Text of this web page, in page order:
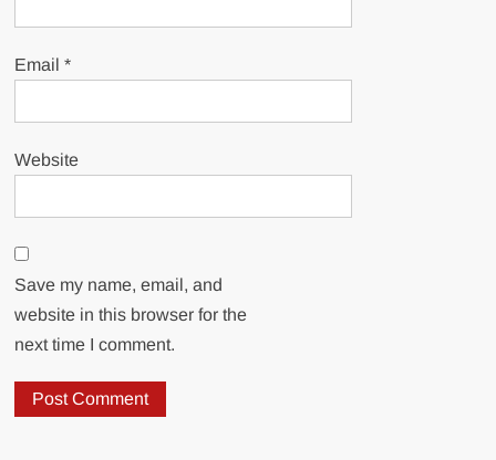
Email*
Website
Save my name, email, and
website in this browser for the
next time I comment.